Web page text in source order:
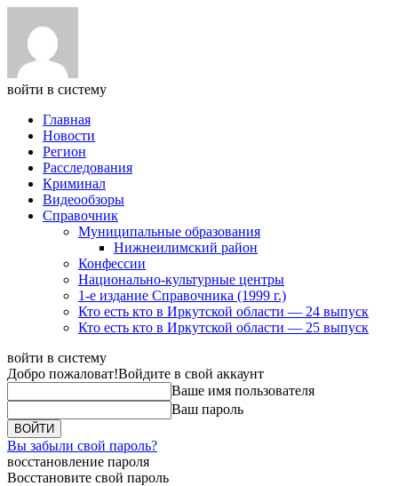
войти в систему
Главная
Новости
Регион
Расследования
Криминал
Видеообзоры
Справочник
Муниципальные образования
Нижнеилимский район
Конфессии
Национально-культурные центры
1-е издание Справочника (1999 г.)
Кто есть кто в Иркутской области — 24 выпуск
Кто есть кто в Иркутской области — 25 выпуск
войти в систему
Добро пожаловат!Войдите в свой аккаунт
Ваше имя пользователя
Ваш пароль
Вы забыли свой пароль?
восстановление пароля
Восстановите свой пароль